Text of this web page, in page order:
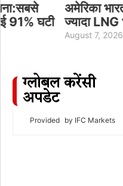
अमेरिका भारत का सबसे
ज्यादा LNG भी US से
/ 9:55 pm
ग्लोबल करेंसी
अपडेट
Provided by IFC Markets